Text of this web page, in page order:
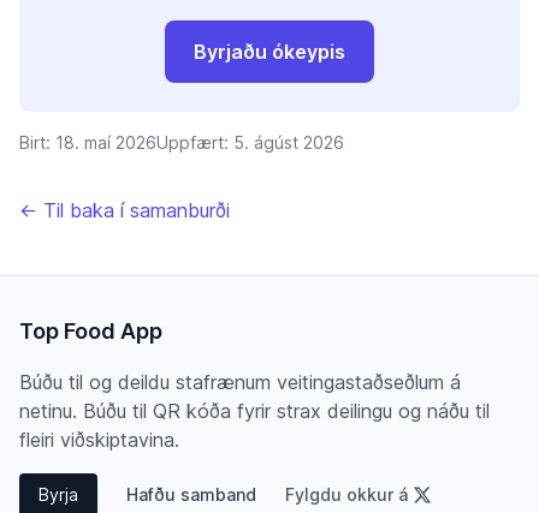
Byrjaðu ókeypis
Birt: 18. maí 2026Uppfært: 5. ágúst 2026
← Til baka í samanburði
Top Food App
Búðu til og deildu stafrænum veitingastaðseðlum á
netinu. Búðu til QR kóða fyrir strax deilingu og náðu til
fleiri viðskiptavina.
Byrja Hafðu samband Fylgdu okkur á